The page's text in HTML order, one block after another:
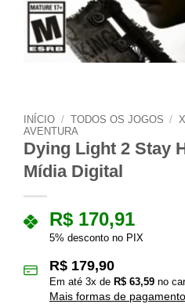
INÍCIO / TODOS OS JOGOS /
AVENTURA
Dying Light 2 Stay
Mídia Digital
R$ 170,91
5% desconto no PIX
R$ 179,90
Em até 3x de R$ 63,59 no
Mais formas de pagamento